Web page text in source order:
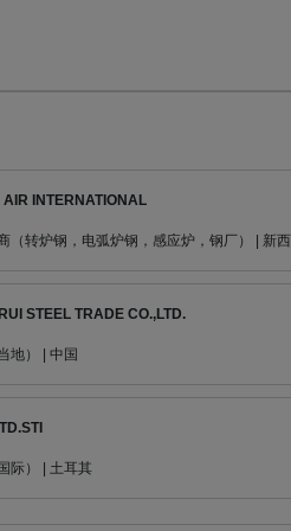
AIR INTERNATIONAL
（转炉钢，电弧炉钢，感应炉，钢厂） | 新
STEEL TRADE CO.,LTD.
地） | 中国
际） | 土耳其